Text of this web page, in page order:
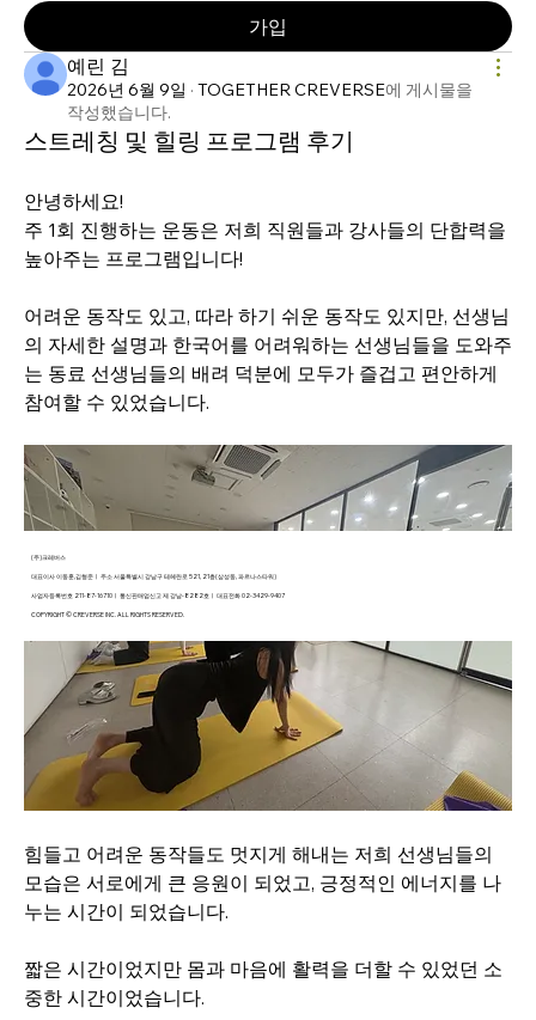
가입
예린 김
2026년 6월 9일 · TOGETHER CREVERSE에 게시물을
작성했습니다.
스트레칭 및 힐링 프로그램 후기
안녕하세요!
주 1회 진행하는 운동은 저희 직원들과 강사들의 단합력을
높아주는 프로그램입니다!
어려운 동작도 있고, 따라 하기 쉬운 동작도 있지만, 선생님
의 자세한 설명과 한국어를 어려워하는 선생님들을 도와주
는 동료 선생님들의 배려 덕분에 모두가 즐겁고 편안하게
참여할 수 있었습니다.
힘들고 어려운 동작들도 멋지게 해내는 저희 선생님들의
모습은 서로에게 큰 응원이 되었고, 긍정적인 에너지를 나
누는 시간이 되었습니다.
짧은 시간이었지만 몸과 마음에 활력을 더할 수 있었던 소
중한 시간이었습니다.
(주)크레버스
대표이사 이동훈,김형준ㅣ 주소 서울특별시 강남구 테헤란로 521, 21층(삼성동, 파르나스타워)
사업자등록번호 211-87-16710ㅣ 통신판매업신고 제 강남-8282호ㅣ 대표전화 02-3429-9407
COPYRIGHT © CREVERSE INC. ALL RIGHTS RESERVED.